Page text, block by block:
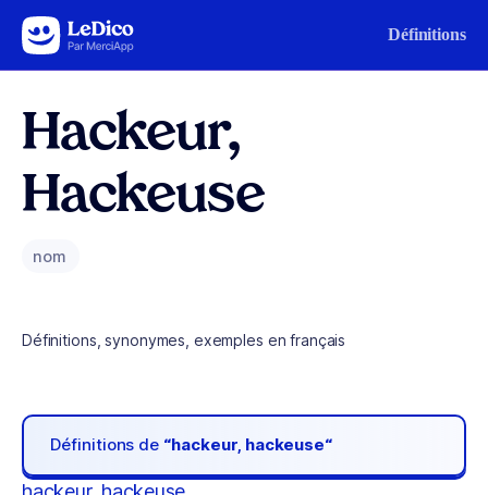
Aller au contenu Définitions
Hackeur,
Hackeuse
nom
Définitions, synonymes, exemples en français
Définitions de “hackeur, hackeuse“